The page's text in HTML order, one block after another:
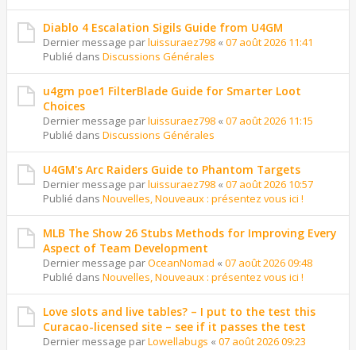
Diablo 4 Escalation Sigils Guide from U4GM
Dernier message parluissuraez798 « 07 août 2026 11:41
Publié dans Discussions Générales
u4gm poe1 FilterBlade Guide for Smarter Loot
Choices
Dernier message parluissuraez798 « 07 août 2026 11:15
Publié dans Discussions Générales
U4GM's Arc Raiders Guide to Phantom Targets
Dernier message parluissuraez798 « 07 août 2026 10:57
Publié dans Nouvelles, Nouveaux : présentez vous ici !
MLB The Show 26 Stubs Methods for Improving Every
Aspect of Team Development
Dernier message parOceanNomad « 07 août 2026 09:48
Publié dans Nouvelles, Nouveaux : présentez vous ici !
Love slots and live tables? – I put to the test this
Curacao-licensed site – see if it passes the test
Dernier message parLowellabugs « 07 août 2026 09:23